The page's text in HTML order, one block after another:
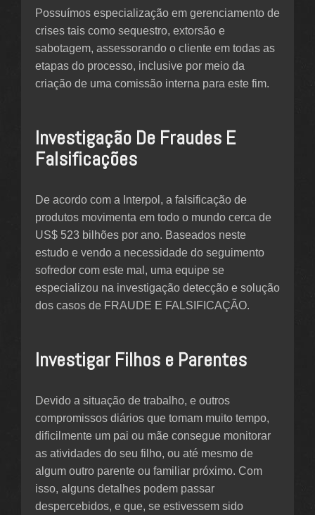
Possuímos especialização em gerenciamento de
crises tais como sequestro, extorsão e
sabotagem, assessorando o cliente em todas as
etapas do processo, inclusive por meio da
criação de uma comissão interna para este fim.
Investigação De Fraudes E
Falsificações
De acordo com a Interpol, a falsificação de
produtos movimenta em todo o mundo cerca de
US$ 523 bilhões por ano. Baseados neste
estudo e vendo a necessidade do seguimento
sofredor com este mal, uma equipe se
especializou na investigação detecção e solução
dos casos de FRAUDE E FALSIFICAÇÃO.
Investigar Filhos e Parentes
Devido a situação de trabalho, e outros
compromissos diários que tomam muito tempo,
dificilmente um pai ou mãe consegue monitorar
as atividades do seu filho, ou até mesmo de
algum outro parente ou familiar próximo. Com
isso, alguns detalhes podem passar
despercebidos, e que, se estivessem sido